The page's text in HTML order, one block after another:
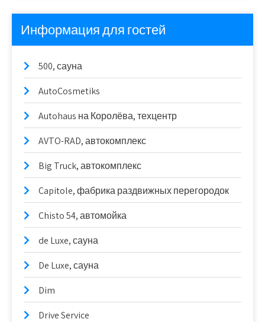
Информация для гостей
500, сауна
AutoCosmetiks
Autohaus на Королёва, техцентр
AVTO-RAD, автокомплекс
Big Truck, автокомплекс
Capitole, фабрика раздвижных перегородок
Chisto 54, автомойка
de Luxe, сауна
De Luxe, сауна
Dim
Drive Service